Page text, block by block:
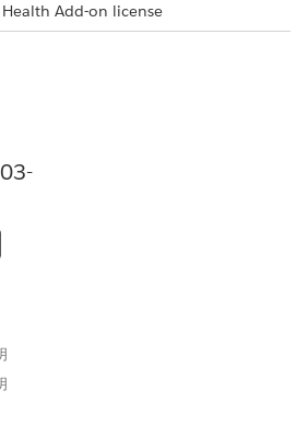
Add-on license
interface where you can manage
on how your Salesforce admin
can’t find the user interface, ask
help.
open the patient’s record page.
and quotes for the patient.
the patient.
benefits and quotes for any updates.